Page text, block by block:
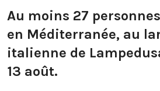
Au moins 27
en Méditerranée, au
italienne de
13 août.